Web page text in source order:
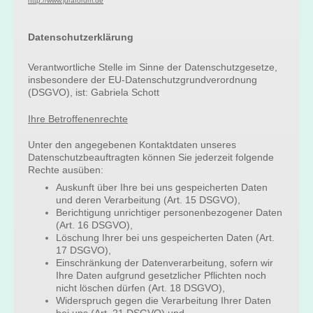
Datenschutzerklärung
Verantwortliche Stelle im Sinne der Datenschutzgesetze,
insbesondere der EU-Datenschutzgrundverordnung
(DSGVO), ist: Gabriela Schott
Ihre Betroffenenrechte
Unter den angegebenen Kontaktdaten unseres
Datenschutzbeauftragten können Sie jederzeit folgende
Rechte ausüben:
Auskunft über Ihre bei uns gespeicherten Daten
und deren Verarbeitung (Art. 15 DSGVO),
Berichtigung unrichtiger personenbezogener Daten
(Art. 16 DSGVO),
Löschung Ihrer bei uns gespeicherten Daten (Art.
17 DSGVO),
Einschränkung der Datenverarbeitung, sofern wir
Ihre Daten aufgrund gesetzlicher Pflichten noch
nicht löschen dürfen (Art. 18 DSGVO),
Widerspruch gegen die Verarbeitung Ihrer Daten